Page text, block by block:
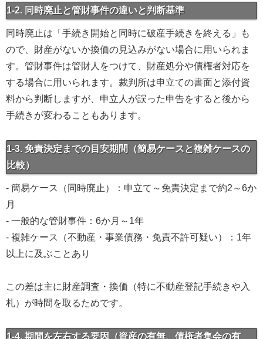
1-2. 同時廃止と管財事件の違いと判断基準
同時廃止は「手続き開始と同時に破産手続きを終える」も
ので、財産がないか換価の見込みがない場合に用いられま
す。管財事件は管財人をつけて、財産処分や債権者対応を
する場合に用いられます。裁判所は申立ての書面と添付資
料から判断しますが、申立人が誤った申告をすると後から
手続きが変わることもあります。
1-3. 免責決定までの目安期間（簡易ケースと複雑ケースの
比較）
- 簡易ケース（同時廃止）：申立て～免責決定まで約2～6か
月
- 一般的な管財事件：6か月～1年
- 複雑ケース（不動産・事業債務・免責不許可疑い）：1年
以上に及ぶことあり
この差は主に財産調査・換価（特に不動産登記手続きや入
札）が時間を取るためです。
1-4. 期間を左右する要因（資産の有無、債権者集会の有